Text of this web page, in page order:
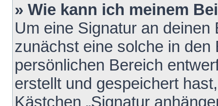
» Wie kann ich meinem
Um eine Signatur an
zunächst eine solche in den
persönlichen Bereich
erstellt und gespeichert
Kästchen „Signatur